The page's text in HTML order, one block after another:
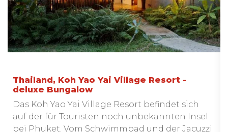
Thailand, Koh Yao Yai Village Resort -
deluxe Bungalow
Das Koh Yao Yai Village Resort befindet sich
auf der für Touristen noch unbekannten Insel
bei Phuket. Vom Schwimmbad und der Jacuzzi